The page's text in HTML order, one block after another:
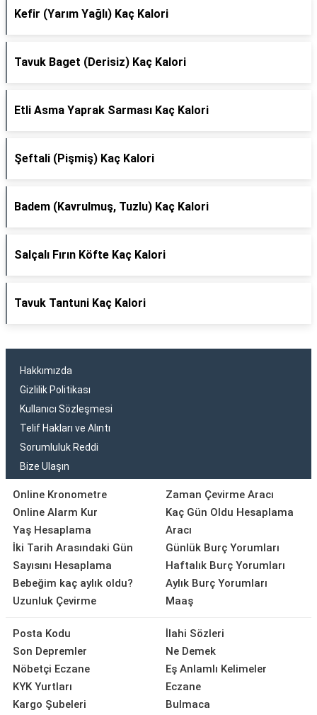
Kefir (Yarım Yağlı) Kaç Kalori
Tavuk Baget (Derisiz) Kaç Kalori
Etli Asma Yaprak Sarması Kaç Kalori
Şeftali (Pişmiş) Kaç Kalori
Badem (Kavrulmuş, Tuzlu) Kaç Kalori
Salçalı Fırın Köfte Kaç Kalori
Tavuk Tantuni Kaç Kalori
Hakkımızda
Gizlilik Politikası
Kullanıcı Sözleşmesi
Telif Hakları ve Alıntı
Sorumluluk Reddi
Bize Ulaşın
Online Kronometre
Online Alarm Kur
Yaş Hesaplama
İki Tarih Arasındaki Gün
Sayısını Hesaplama
Bebeğim kaç aylık oldu?
Uzunluk Çevirme
Zaman Çevirme Aracı
Kaç Gün Oldu Hesaplama
Aracı
Günlük Burç Yorumları
Haftalık Burç Yorumları
Aylık Burç Yorumları
Maaş
Posta Kodu
Son Depremler
Nöbetçi Eczane
KYK Yurtları
Kargo Şubeleri
İlahi Sözleri
Ne Demek
Eş Anlamlı Kelimeler
Eczane
Bulmaca